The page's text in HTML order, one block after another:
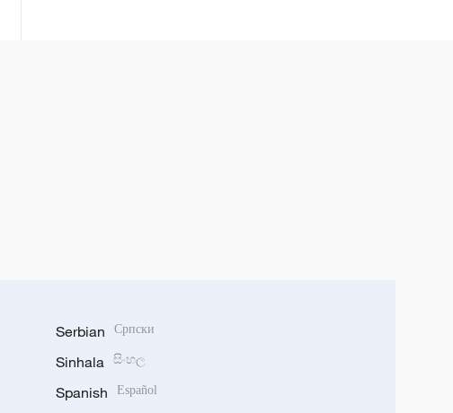
Serbian Српски
Sinhala සිංහල
Spanish Español